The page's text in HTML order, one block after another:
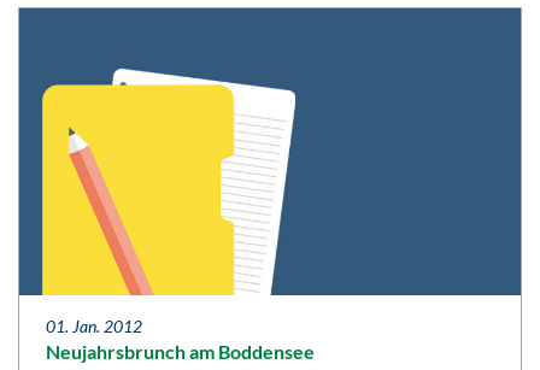
01. Jan. 2012
Neujahrsbrunch am Boddensee